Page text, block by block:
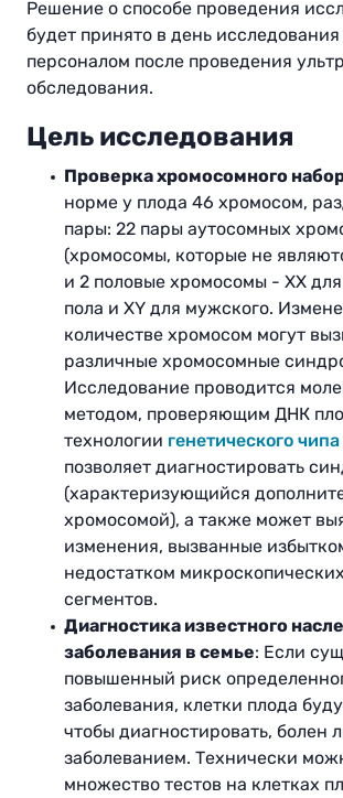
Решение о способе проведения
будет принято в день
персоналом после проведения
обследования.
Цель исследования
Проверка хромосомного
норме у плода 46 хромосом,
пары: 22 пары аутосомных
(хромосомы, которые не
и 2 половые хромосомы - XX
пола и XY для мужского.
количестве хромосом могут
различные хромосомные
Исследование проводится
методом, проверяющим ДНК
технологии генетического
позволяет диагностировать
(характеризующийся
хромосомой), а также может
изменения, вызванные
недостатком
сегментов.
Диагностика известного
заболевания в семье: Если
повышенный риск
заболевания, клетки плода
чтобы диагностировать, болен
заболеванием. Технически
множество тестов на клетках